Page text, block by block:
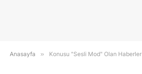
Anasayfa » Konusu "Sesli Mod" Olan Haberler